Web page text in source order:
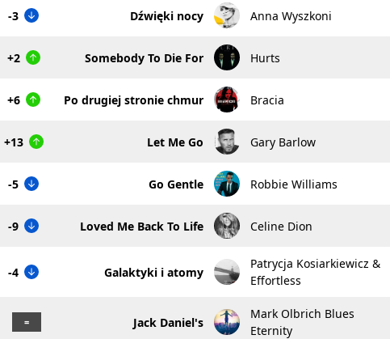
-3 Dźwięki nocy Anna Wyszkoni
+2 Somebody To Die For Hurts
+6 Po drugiej stronie chmur Bracia
+13 Let Me Go Gary Barlow
-5 Go Gentle Robbie Williams
-9 Loved Me Back To Life Celine Dion
-4 Galaktyki i atomy
Patrycja Kosiarkiewicz &
Effortless
Jack Daniel's
Mark Olbrich Blues
Eternity